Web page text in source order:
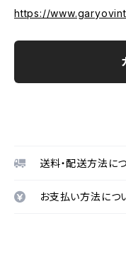
https://
送料・配送方法に
お支払い方法につ